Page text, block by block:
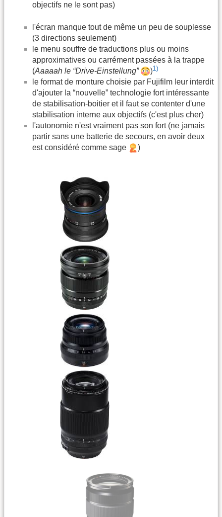
objectifs ne le sont pas)
l'écran manque tout de même un peu de souplesse
(3 directions seulement)
le menu souffre de traductions plus ou moins
approximatives ou carrément passées à la trappe
(Aaaaah le “Drive-Einstellung” )1)
le format de monture choisie par Fujifilm leur interdit
d'ajouter la “nouvelle” technologie fort intéressante
de stabilisation-boitier et il faut se contenter d'une
stabilisation interne aux objectifs (c'est plus cher)
l'autonomie n'est vraiment pas son fort (ne jamais
partir sans une batterie de secours, en avoir deux
est considéré comme sage
)